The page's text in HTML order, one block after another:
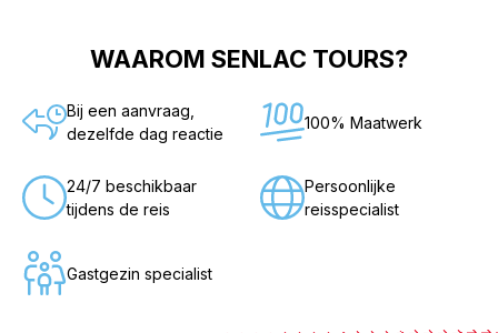
WAAROM SENLAC TOURS?
Bij een aanvraag,
dezelfde dag reactie
100% Maatwerk
24/7 beschikbaar
tijdens de reis
Persoonlijke
reisspecialist
Gastgezin specialist